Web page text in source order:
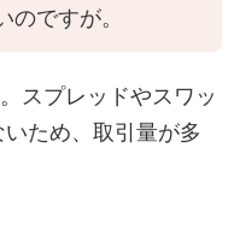
ですが。
スプレッドやスワッ
ため、取引量が多